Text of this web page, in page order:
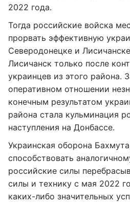
2022 года.
Тогда российские войска
прорвать эффективную
Северодонецке и
Лисичанск только после
украинцев из этого района.
оперативном отношении
конечным результатом
района стала кульминация
наступления на Донбассе.
Украинская оборона
способствовать
российские силы
силы и технику с мая 2022
каких-либо значительных